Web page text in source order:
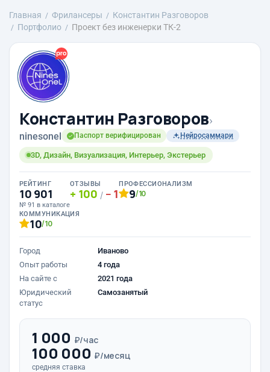
Главная Фрилансеры
Константин Разговоров
Портфолио
Проект без инженерки ТК-2
Константин Разговоров›
ninesonel Паспорт верифицирован Нейросаммари
3D, Дизайн, Визуализация, Интерьер, Экстерьер
РЕЙТИНГ
10 901
№ 91 в каталоге
ОТЗЫВЫ
100 / 1
ПРОФЕССИОНАЛИЗМ
9/10
КОММУНИКАЦИЯ
10/10
Город
Иваново
Опыт работы
4 года
На сайте с
2021 года
Юридический
статус
Самозанятый
1 000 ₽/час
100 000 ₽/месяц
средняя ставка